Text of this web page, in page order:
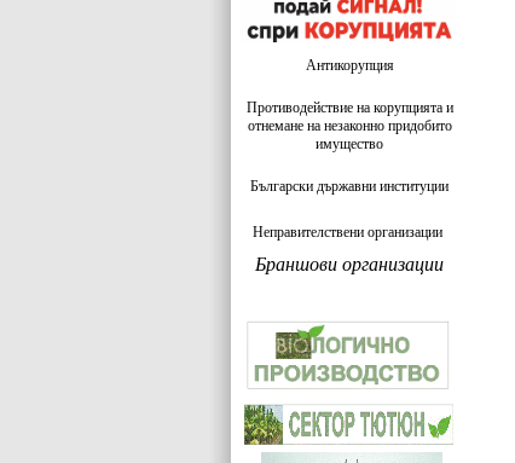
Антикорупция
Противодействие на корупцията и
отнемане на незаконно придобито
имущество
Български държавни институции
Неправителствени организации
Браншови организации